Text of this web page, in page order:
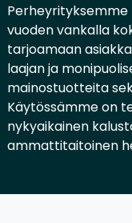
vuoden vankalla
tarjoamaan
laajan ja
mainostuotteita
Käytössämme on
nykyaikainen
ammattitaitoinen